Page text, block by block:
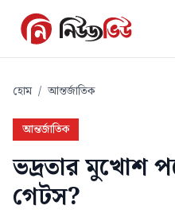
হোম / আন্তর্জাতিক
আন্তর্জাতিক
ভদ্রতার মুখোশ
গেটস?